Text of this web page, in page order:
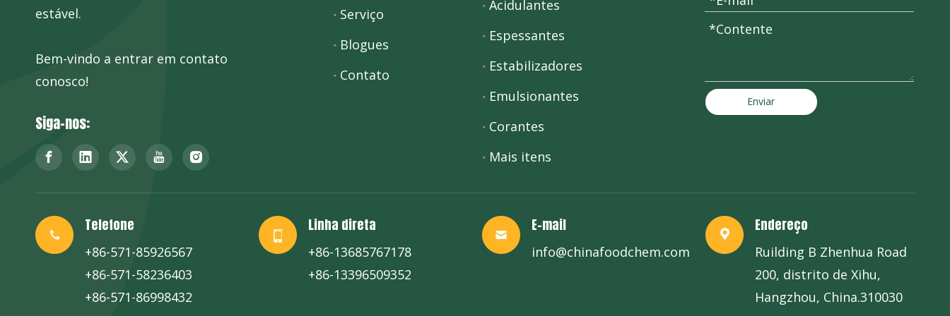
estável.
Bem-vindo a entrar em contato
conosco!
Siga-nos:
Serviço
Blogues
Contato
Acidulantes
Espessantes
Estabilizadores
Emulsionantes
Corantes
Mais itens
Enviar
Telefone
+86-571-85926567
+86-571-58236403
+86-571-86998432
Linha direta
+86-13685767178
+86-13396509352
E-mail
info@chinafoodchem.com
Endereço
Ruilding B Zhenhua Road
200, distrito de Xihu,
Hangzhou, China.310030